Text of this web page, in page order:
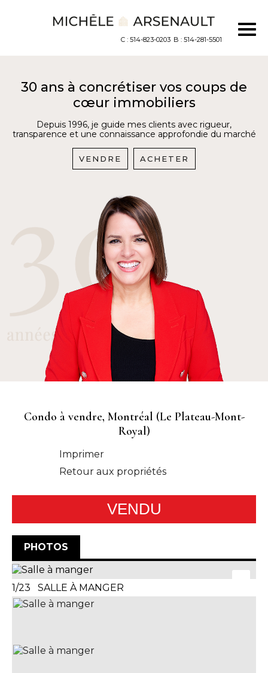
C : 514-823-0203 B : 514-281-5501
30 ans à concrétiser vos coups de
cœur immobiliers
Depuis 1996, je guide mes clients avec rigueur,
transparence et une connaissance approfondie du marché
VENDRE ACHETER
Condo à vendre, Montréal (Le Plateau-Mont-
Royal)
Imprimer
Retour aux propriétés
VENDU
PHOTOS
1/23 SALLE À MANGER